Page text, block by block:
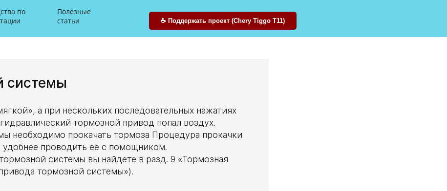
по
Полезные
статьи
☕ Поддержать проект (Chery Tiggo T11)
системы
а при нескольких последовательных нажатиях
тормозной привод попал воздух.
необходимо прокачать тормоза Процедура прокачки
проводить ее с помощником.
системы вы найдете в разд. 9 «Тормозная
тормозной системы»).